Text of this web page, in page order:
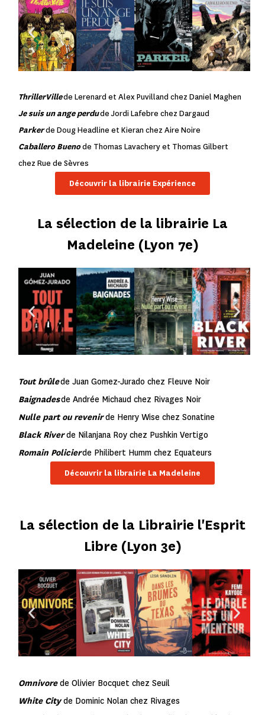
ThrillerVillede Lerenard et Alex Puvilland chez Daniel Maghen
Je suis un ange perdude Jordi Lafebre chez Dargaud
Parkerde Doug Headline et Kieran chez Aire Noire
Caballero Buenode Thomas Lavachery et Thomas Gilbert
chez Rue de Sèvres
Découvrir la librairie Expérience
La sélection de la librairie La
Madeleine (Lyon 7e)
Tout brûlede Juan Gomez-Jurado chez Fleuve Noir
Baignadesde Andrée Michaud chez Rivages Noir
Nulle part ou revenirde Henry Wise chez Sonatine
Black Riverde Nilanjana Roy chez Pushkin Vertigo
Romain Policierde Philibert Humm chez Equateurs
Découvrir la librairie La Madeleine
La sélection de la Librairie l'Esprit
Libre (Lyon 3e)
Omnivorede Olivier Bocquet chez Seuil
White Cityde Dominic Nolan chez Rivages